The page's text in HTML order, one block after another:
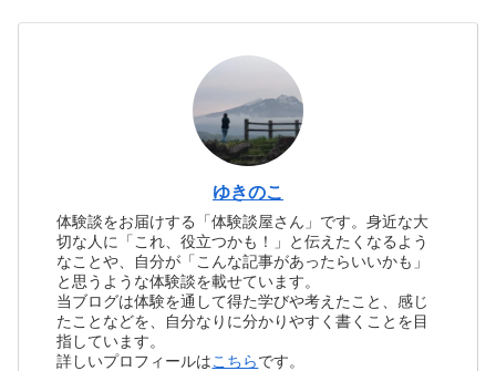
ゆきのこ
体験談をお届けする「体験談屋さん」です。身近な大
切な人に「これ、役立つかも！」と伝えたくなるよう
なことや、自分が「こんな記事があったらいいかも」
と思うような体験談を載せています。
当ブログは体験を通して得た学びや考えたこと、感じ
たことなどを、自分なりに分かりやすく書くことを目
指しています。
詳しいプロフィールはこちらです。